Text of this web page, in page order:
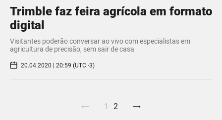
Trimble faz feira agrícola em formato
digital
Visitantes poderão conversar ao vivo com especialistas em
agricultura de precisão, sem sair de casa
20.04.2020 | 20:59 (UTC -3)
1 2